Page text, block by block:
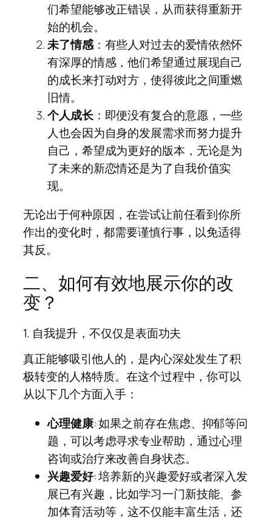
们希望能够改正错误，从而获得重新开
始的机会。
未了情感：有些人对过去的爱情依然怀
有深厚的情感，他们希望通过展现自己
的成长来打动对方，使得彼此之间重燃
旧情。
个人成长：即便没有复合的意愿，一些
人也会因为自身的发展需求而努力提升
自己，希望成为更好的版本，无论是为
了未来的新恋情还是为了自我价值实
现。
无论出于何种原因，在尝试让前任看到你所
作出的变化时，都需要谨慎行事，以免适得
其反。
二、如何有效地展示你的改
变？
1. 自我提升，不仅仅是表面功夫
真正能够吸引他人的，是内心深处发生了积
极转变的人格特质。在这个过程中，你可以
从以下几个方面入手：
心理健康: 如果之前存在焦虑、抑郁等问
题，可以考虑寻求专业帮助，通过心理
咨询或治疗来改善自身状态。
兴趣爱好: 培养新的兴趣爱好或者深入发
展已有兴趣，比如学习一门新技能、参
加体育活动等，这不仅能丰富生活，还